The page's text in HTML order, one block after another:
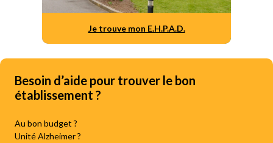
Je trouve mon E.H.P.A.D.
Besoin d’aide pour trouver le bon
établissement ?
Au bon budget ?
Unité Alzheimer ?